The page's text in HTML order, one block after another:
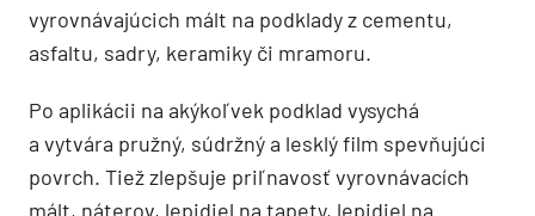
vyrovnávajúcich mált na podklady z cementu,
asfaltu, sadry, keramiky či mramoru.
Po aplikácii na akýkoľvek podklad vysychá
a vytvára pružný, súdržný a lesklý film spevňujúci
povrch. Tiež zlepšuje priľnavosť vyrovnávacích
mált, náterov, lepidiel na tapety, lepidiel na